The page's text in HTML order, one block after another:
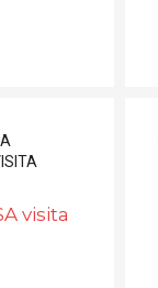
visita